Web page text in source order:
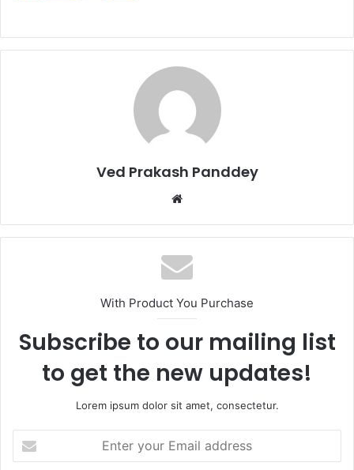
c
e
st
o
ai
l
ar
e
Ved Prakash Panddey
With Product You Purchase
Subscribe to our mailing list
to get the new updates!
Lorem ipsum dolor sit amet, consectetur.